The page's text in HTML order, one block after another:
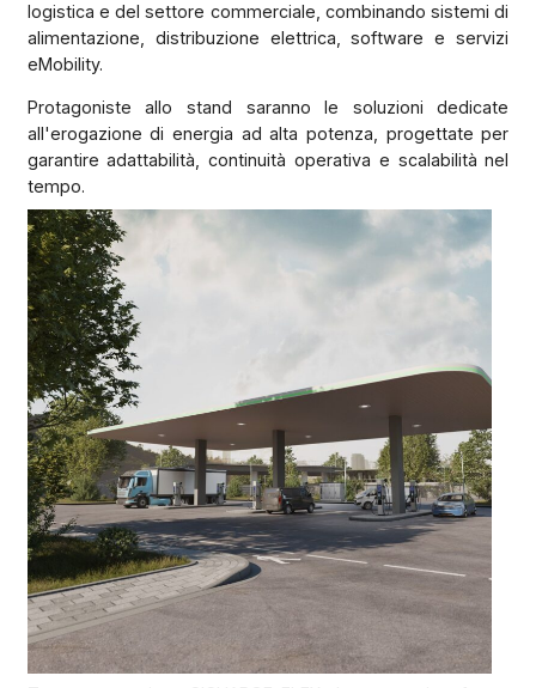
logistica e del settore commerciale, combinando sistemi di
alimentazione, distribuzione elettrica, software e servizi
eMobility.
Protagoniste allo stand saranno le soluzioni dedicate
all'erogazione di energia ad alta potenza, progettate per
garantire adattabilità, continuità operativa e scalabilità nel
tempo.